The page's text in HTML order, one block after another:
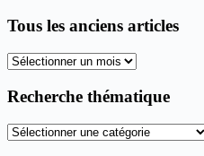
Tous les anciens articles
Tous
anciens
Recherche thématique
Recherche